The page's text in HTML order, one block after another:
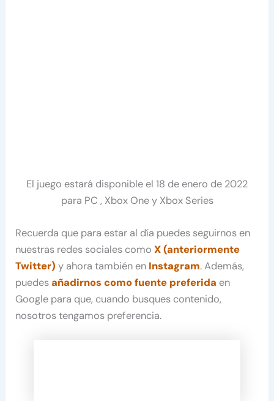
El juego estará disponible el 18 de enero de 2022
para PC , Xbox One y Xbox Series
Recuerda que para estar al día puedes seguirnos en
nuestras redes sociales comoX (anteriormente
Twitter) y ahora también en Instagram. Además,
puedesañadirnos como fuente preferida en
Google para que, cuando busques contenido,
nosotros tengamos preferencia.